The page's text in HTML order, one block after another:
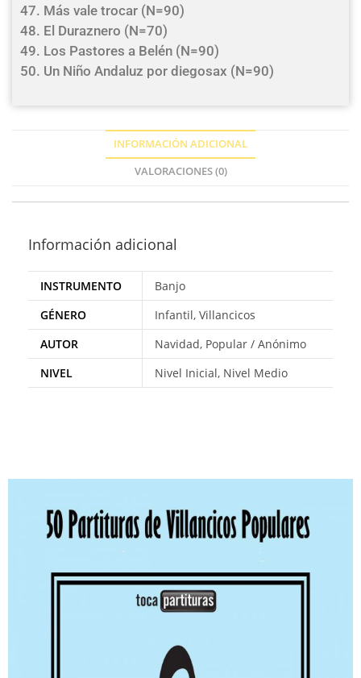
47. Más vale trocar (N=90)
48. El Duraznero (N=70)
49. Los Pastores a Belén (N=90)
50. Un Niño Andaluz por diegosax (N=90)
INFORMACIÓN ADICIONAL
VALORACIONES (0)
Información adicional
INSTRUMENTO
Banjo
GÉNERO
Infantil, Villancicos
AUTOR
Navidad, Popular / Anónimo
NIVEL
Nivel Inicial, Nivel Medio